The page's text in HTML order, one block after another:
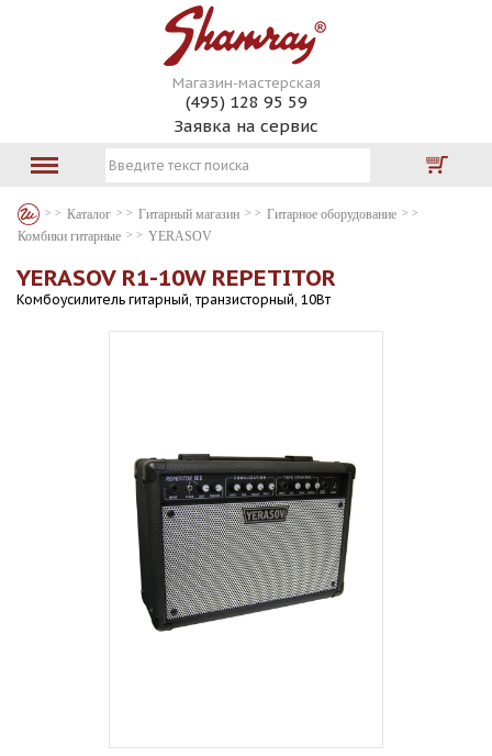
Магазин-мастерская
(495) 128 95 59
Заявка на сервис
Каталог Гитарный магазин
Гитарное оборудование
Комбики гитарные
YERASOV
YERASOV R1-10W REPETITOR
Комбоусилитель гитарный, транзисторный, 10Вт